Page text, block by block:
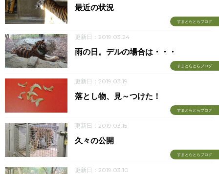
すまとらとらブログ
最近の状況
更新日：2019.03.24
すまとらとらブログ
雨の日。デルの場合は・・・
更新日：2019.03.19
すまとらとらブログ
落とし物、見～つけた！
更新日：2019.03.15
すまとらとらブログ
久々の公開
更新日：2019.03.10